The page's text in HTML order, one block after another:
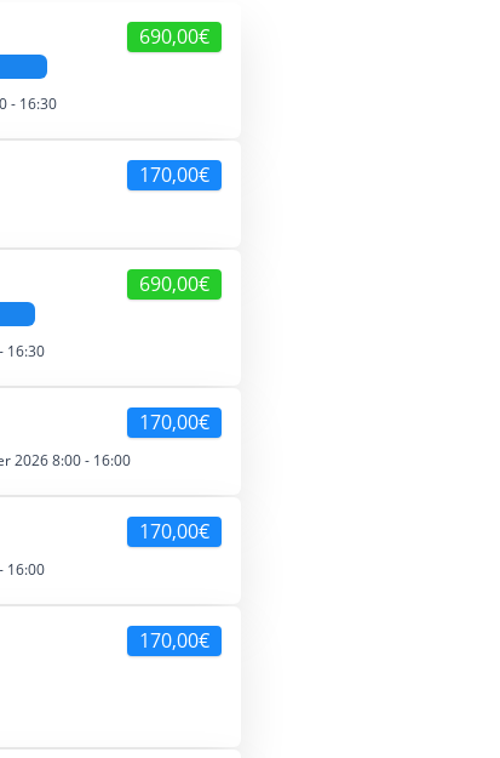
- 16:30
690,00€
170,00€
16:30
690,00€
2026 8:00 - 16:00
170,00€
16:00
170,00€
170,00€